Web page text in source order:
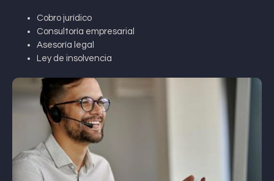
Cobro jurídico
Consultoría empresarial
Asesoría legal
Ley de insolvencia